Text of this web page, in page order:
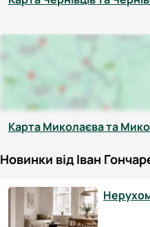
Карта Миколаєва та
Новинки від Іван